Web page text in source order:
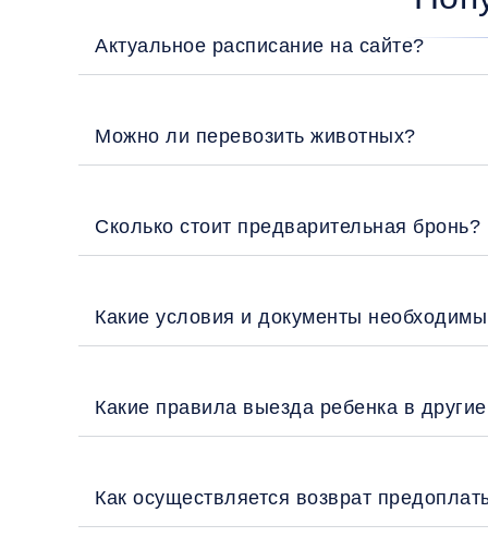
Актуальное расписание на сайте?
Можно ли перевозить животных?
Сколько стоит предварительная бронь?
Какие условия и документы
Какие правила выезда ребенка в
Как осуществляется возврат